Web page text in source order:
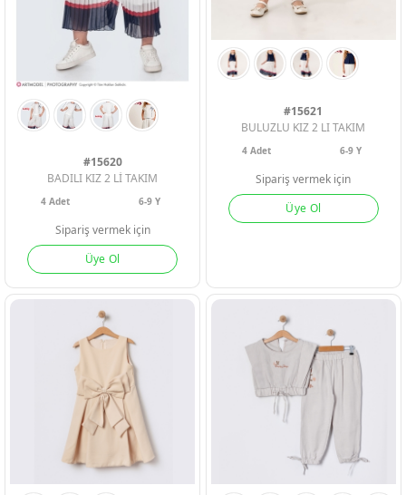
Geri Bildirim
İletişim
Destek &
Şifremi
Geri Bildirim
Müşteri
Üye Ol
Giriş Yap
#15620
BADILI KIZ 2 Lİ TAKIM
4Adet 6-9 Y
Sipariş vermek için
Üye Ol
#15621
BULUZLU KIZ 2 LI TAKIM
4 Adet 6-9 Y
Sipariş vermek için
Üye Ol